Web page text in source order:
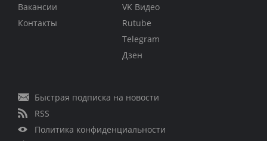
Вакансии
Контакты
VK Видео
Rutube
Telegram
Дзен
Быстрая подписка на новости
RSS
Политика конфиденциальности